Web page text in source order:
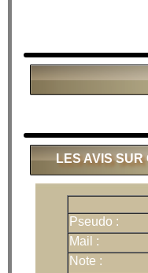
LES AVIS
Pseudo :
Mail :
Note :